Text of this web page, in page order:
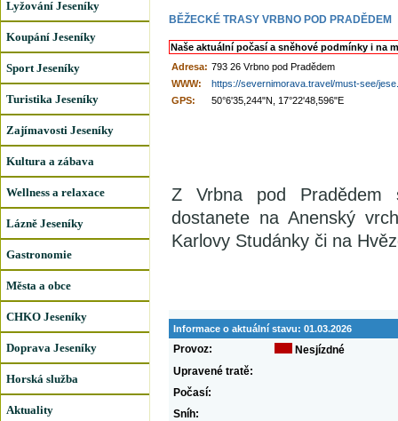
Lyžování Jeseníky
Koupání Jeseníky
Sport Jeseníky
Turistika Jeseníky
Zajímavosti Jeseníky
Kultura a zábava
Wellness a relaxace
Lázně Jeseníky
Gastronomie
Města a obce
CHKO Jeseníky
Doprava Jeseníky
Horská služba
Aktuality
BĚŽECKÉ TRASY VRBNO POD PRADĚDEM
Naše aktuální počasí a sněhové podmínky i na
Adresa: 793 26 Vrbno pod Pradědem
WWW:
https://severnimorava.travel/must-see/
GPS:
50°6'35,244"N, 17°22'48,596"E
Z Vrbna pod Pradědem
dostanete na Anenský
Karlovy Studánky či na
Informace o aktuální stavu: 01.03.2026
Provoz:
Nesjízdné
Upravené tratě:
Počasí:
Sníh: